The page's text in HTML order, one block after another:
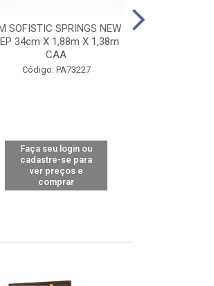
SOFISTIC SPRINGS NEW
34cm X 1,88m X 1,38m
CAA
Código: PA73227
Faça seu login ou
cadastre-se para
ver preços e
comprar